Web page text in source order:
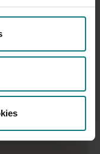
til os på telefon